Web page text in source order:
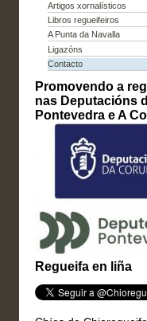
Artigos xornalísticos
Libros regueifeiros
A Punta da Navalla
Ligazóns
Contacto
Promovendo a
nas Deputacións
Pontevedra e A
Regueifa en liña